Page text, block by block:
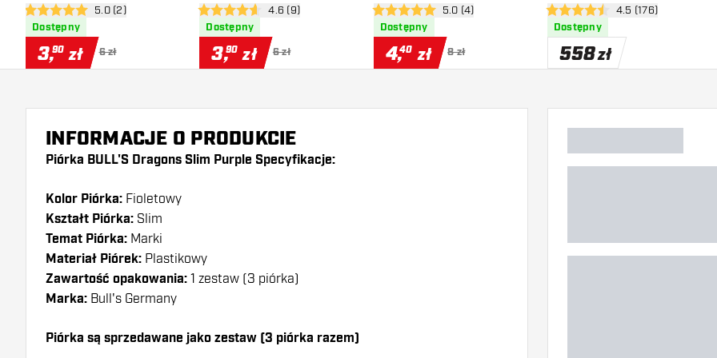
otwórz panel recenzji
5 gwiazdki oceny5.0 (2)
Dostępny
3,90 zł 6 zł
otwórz panel recenzji
4.6 gwiazdki oceny
4.6 (9)
Dostępny
3,90 zł 6 zł
otwórz panel recenzji
5 gwiazdki oceny5.0 (4)
Dostępny
4,40 zł 8 zł
otwórz panel
4.5 gwiazdki oceny4.5 (176)
Dostępny
558zł
INFORMACJE O PRODUKCIE
Piórka BULL'S Dragons Slim Purple Specyfikacje:
Kolor Piórka: Fioletowy
Kształt Piórka: Slim
Temat Piórka: Marki
Materiał Piórek: Plastikowy
Zawartość opakowania: 1 zestaw (3 piórka)
Marka: Bull's Germany
Piórka są sprzedawane jako zestaw (3 piórka razem)